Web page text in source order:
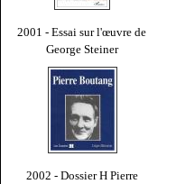
2001 - Essai sur l'œuvre de
George Steiner
2002 - Dossier H Pierre